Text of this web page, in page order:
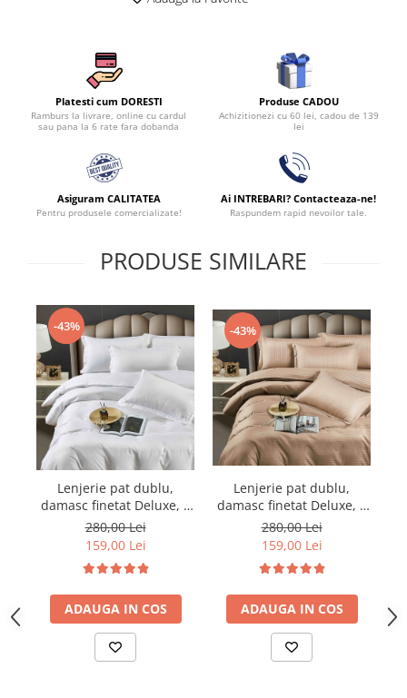
Platesti cum DORESTI
Ramburs la livrare, online cu cardul
sau pana la 6 rate fara dobanda
Produse CADOU
Achizitionezi cu 60 lei, cadou de 139
lei
Asiguram CALITATEA
Pentru produsele comercializate!
Ai INTREBARI? Contacteaza-ne!
Raspundem rapid nevoilor tale.
PRODUSE SIMILARE
-43%
Lenjerie pat dublu,
damasc finetat Deluxe, 6
piese, cearceaf pat cu
elastic, Alb
280,00 Lei
159,00 Lei
ADAUGA IN COS
-43%
Lenjerie pat dublu,
damasc finetat Deluxe, 6
piese, cearceaf pat cu
elastic, Maro
280,00 Lei
159,00 Lei
ADAUGA IN COS